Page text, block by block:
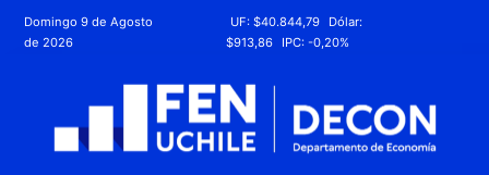
Domingo 9 de Agosto
de 2026
UF:$40.844,79
Dólar:
$913,86
IPC:-0,20%